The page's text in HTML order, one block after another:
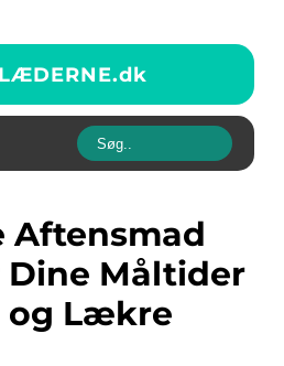
dk
Dine Måltider
og Lækre